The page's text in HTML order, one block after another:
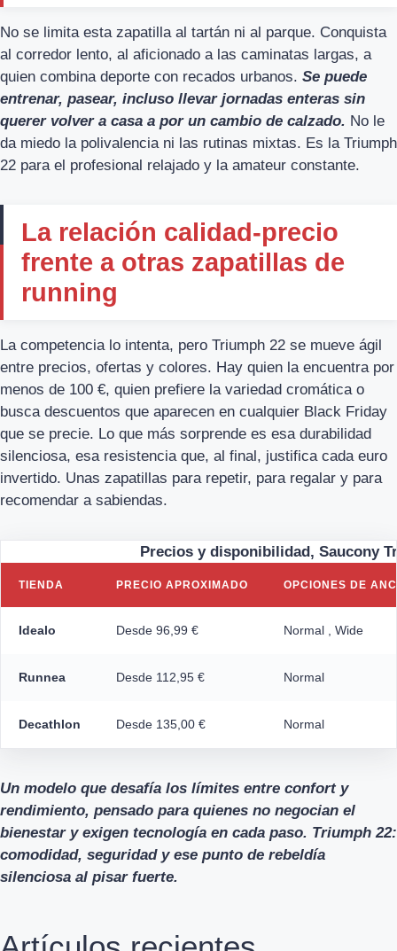
No se limita esta zapatilla al tartán ni al parque. Conquista
al corredor lento, al aficionado a las caminatas largas, a
quien combina deporte con recados urbanos. Se puede
entrenar, pasear, incluso llevar jornadas enteras sin
querer volver a casa a por un cambio de calzado. No le
da miedo la polivalencia ni las rutinas mixtas. Es la Triumph
22 para el profesional relajado y la amateur constante.
La relación calidad-precio
frente a otras zapatillas de
running
La competencia lo intenta, pero Triumph 22 se mueve ágil
entre precios, ofertas y colores. Hay quien la encuentra por
menos de 100 €, quien prefiere la variedad cromática o
busca descuentos que aparecen en cualquier Black Friday
que se precie. Lo que más sorprende es esa durabilidad
silenciosa, esa resistencia que, al final, justifica cada euro
invertido. Unas zapatillas para repetir, para regalar y para
recomendar a sabiendas.
Precios y disponibilidad, Saucony
TIENDA PRECIO APROXIMADO OPCIONES DE
Idealo Desde 96,99 € Normal , Wide
Runnea Desde 112,95 € Normal
Decathlon Desde 135,00 € Normal
Un modelo que desafía los límites entre confort y
rendimiento, pensado para quienes no negocian el
bienestar y exigen tecnología en cada paso. Triumph 22:
comodidad, seguridad y ese punto de rebeldía
silenciosa al pisar fuerte.